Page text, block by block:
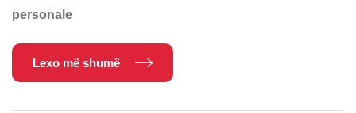
personale
Lexo më shumë